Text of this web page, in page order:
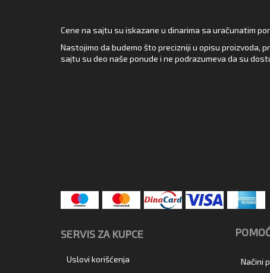
Cene na sajtu su iskazane u dinarima sa uračunatim
Nastojimo da budemo što precizniji u opisu proizvoda,
sajtu su deo naše ponude i ne podrazumeva da su
SERVIS ZA KUPCE
Uslovi korišćenja Načini